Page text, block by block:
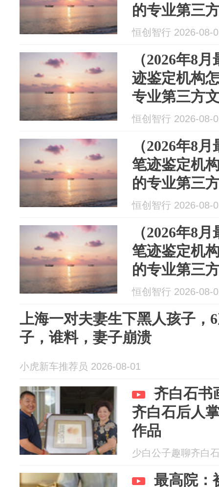
的专业第三
兴通文书鉴
恒创智行 2026-08-
（2026年8
迹鉴定机构
专业第三方
通文书鉴定
恒创智行 2026-08-
（2026年8
笔迹鉴定机
的专业第三
兴通文书鉴
恒创智行 2026-08-
（2026年8
笔迹鉴定机
的专业第三
兴通文书鉴
间鉴定
恒创智行 2026-08-
上海一对夫妻生下黑人孩子，
子，谁料，妻子崩溃
小虎新车推荐员 2026-08-01
齐白石书
齐白石后人
作品
少白公子趣聊齐白
最高院：